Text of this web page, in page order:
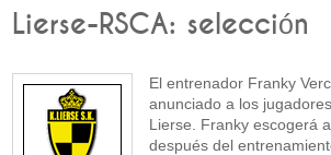
Lierse-RSCA: selección
El entrenador Franky
anunciado a los
Lierse. Franky escogerá
después del